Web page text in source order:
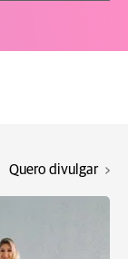
Quero divulgar